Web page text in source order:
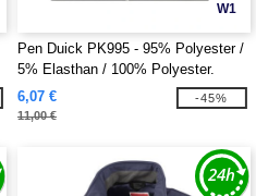
W1
Pen Duick PK995 - 95% Polyester /
5% Elasthan / 100% Polyester.
Kapuze
6,07 €
11,00 €
-45%